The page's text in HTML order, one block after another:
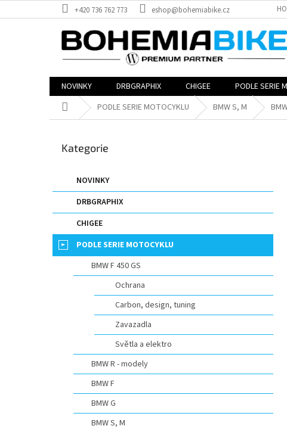
na
+420 736 762 773 eshop@bohemiabike.cz
NOVINKY DRBGRAPHIX CHIGEE PODLE SERIE
Domů PODLE SERIE MOTOCYKLU BMW S, M
a
n
a
Přeskočit
Kategorie
NOVINKY
DRBGRAPHIX
CHIGEE
PODLE SERIE MOTOCYKLU
BMW F 450 GS
Ochrana
Carbon, design, tuning
Zavazadla
Světla a elektro
BMW R - modely
BMW F
BMW G
BMW S, M